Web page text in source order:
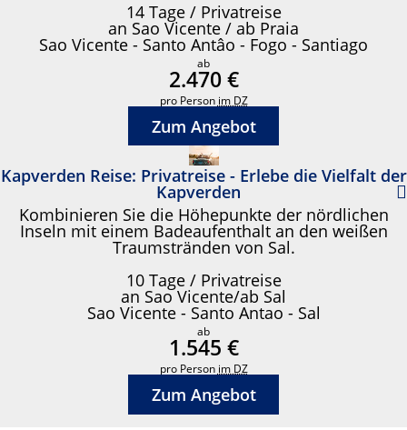
14 Tage / Privatreise
an Sao Vicente / ab Praia
Sao Vicente - Santo Antâo - Fogo - Santiago
ab
2.470 €
pro Person im DZ
Zum Angebot
Kapverden Reise: Privatreise - Erlebe die Vielfalt der
Kapverden
Kombinieren Sie die Höhepunkte der nördlichen
Inseln mit einem Badeaufenthalt an den weißen
Traumstränden von Sal.
10 Tage / Privatreise
an Sao Vicente/ab Sal
Sao Vicente - Santo Antao - Sal
ab
1.545 €
pro Personim DZ
Zum Angebot